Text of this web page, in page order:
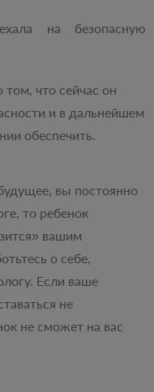
на безопасную
том, что сейчас он
и в дальнейшем
обеспечить.
вы постоянно
то ребенок
вашим
о себе,
Если ваше
не
не сможет на вас